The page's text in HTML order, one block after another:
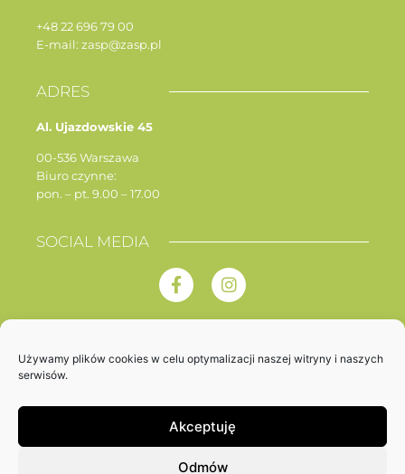
Używamy plików cookies w celu optymalizacji naszej witryny i naszych
serwisów.
Akceptuję
Odmów
+48 22 696 79 00
E-mail: zasp@zasp.pl
ADRES
Al. Ujazdowskie 45
00-536 Warszawa
Biuro czynne:
pon. – pt. 9.00 – 17.00
SOCIAL MEDIA
Copyright © 2023 Związek Artystów Scen Polskich ZASP –
Stowarzyszenie. All Rights Reserved.